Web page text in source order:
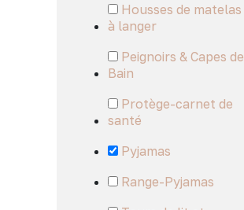
Housses de matelas
à langer
Peignoirs & Capes de
Bain
Protège-carnet de
santé
Pyjamas
Range-Pyjamas